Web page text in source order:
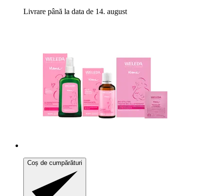
Livrare până la data de 14. august
Coș de cumpărături